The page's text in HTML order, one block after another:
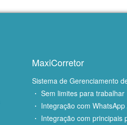
MaxiCorretor
Sistema de Gerenciamento
・ Sem limites para trabalhar
・ Integração com
・ Integração com principais